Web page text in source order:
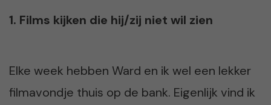
1. Films kijken die hij/zij niet wil zien
Elke week hebben Ward en ik wel een lekker
filmavondje thuis op de bank. Eigenlijk vind ik